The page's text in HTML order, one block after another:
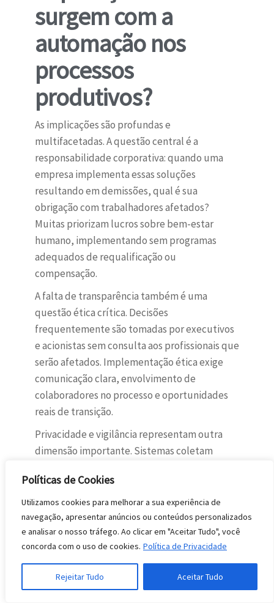
Políticas de Cookies
Utilizamos cookies para melhorar a sua experiência de
navegação, apresentar anúncios ou conteúdos personalizados
e analisar o nosso tráfego. Ao clicar em "Aceitar Tudo", você
concorda com o uso de cookies. Política de Privacidade
Rejeitar Tudo Aceitar Tudo
surgem com a
automação nos
processos
produtivos?
As implicações são profundas e
multifacetadas. A questão central é a
responsabilidade corporativa: quando uma
empresa implementa essas soluções
resultando em demissões, qual é sua
obrigação com trabalhadores afetados?
Muitas priorizam lucros sobre bem-estar
humano, implementando sem programas
adequados de requalificação ou
compensação.
A falta de transparência também é uma
questão ética crítica. Decisões
frequentemente são tomadas por executivos
e acionistas sem consulta aos profissionais que
serão afetados. Implementação ética exige
comunicação clara, envolvimento de
colaboradores no processo e oportunidades
reais de transição.
Privacidade e vigilância representam outra
dimensão importante. Sistemas coletam
produtividade e saúde dos trabalhadores.
Sem regulação adequada, esses dados podem
ser usados de forma invasiva, violando direitos
fundamentais. Além disso, algoritmos que
controlam esses processos podem perpetuar
vieses discriminatórios, afetando grupos
vulneráveis desproporcionalmente.